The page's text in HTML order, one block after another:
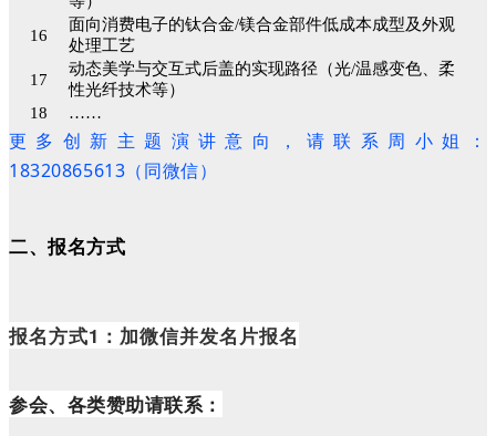
16
面向消费电子的钛合金/镁合金部件低成本成型及外观
处理工艺
17
动态美学与交互式后盖的实现路径（光/温感变色、柔
性光纤技术等）
18
……
更多创新主题演讲意向，请联系周小姐：
18320865613（同微信）
二、报名方式
报名方式1：加微信并发名片报名
参会、各类赞助请联系：